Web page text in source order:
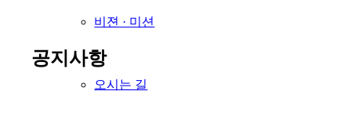
비젼 · 미션
오시는 길
공지사항